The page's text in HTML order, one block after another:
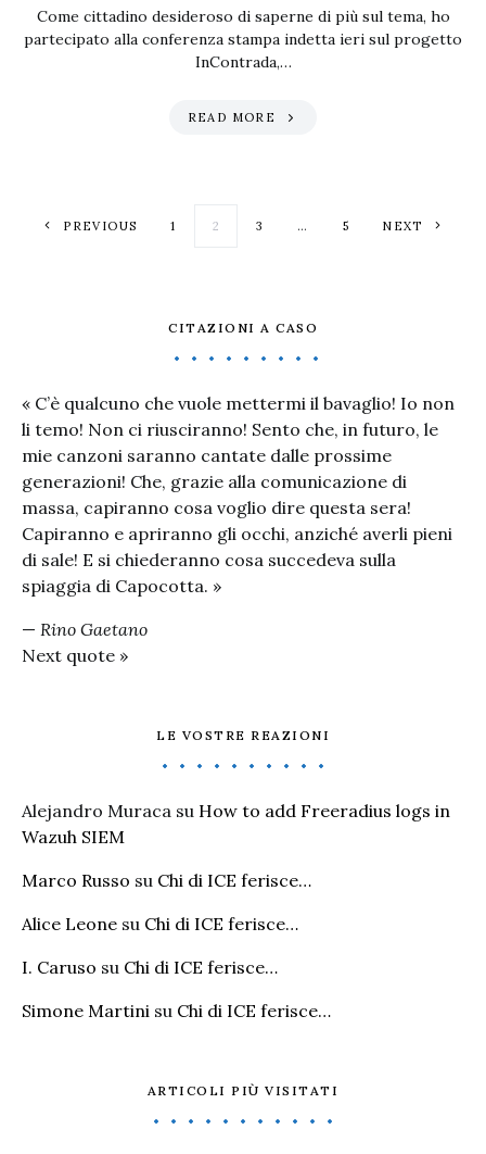
Come cittadino desideroso di saperne di più sul tema, ho
partecipato alla conferenza stampa indetta ieri sul progetto
InContrada,…
READ MORE
Paginazione
PREVIOUS 1 2 3 … 5 NEXT
CITAZIONI A CASO
« C’è qualcuno che vuole mettermi il bavaglio! Io non
li temo! Non ci riusciranno! Sento che, in futuro, le
mie canzoni saranno cantate dalle prossime
generazioni! Che, grazie alla comunicazione di
massa, capiranno cosa voglio dire questa sera!
Capiranno e apriranno gli occhi, anziché averli pieni
di sale! E si chiederanno cosa succedeva sulla
spiaggia di Capocotta. »
— Rino Gaetano
Next quote »
LE VOSTRE REAZIONI
Alejandro Muraca su How to add Freeradius logs in
Wazuh SIEM
Marco Russo su Chi di ICE ferisce…
Alice Leone su Chi di ICE ferisce…
I. Caruso su Chi di ICE ferisce…
Simone Martini su Chi di ICE ferisce…
ARTICOLI PIÙ VISITATI